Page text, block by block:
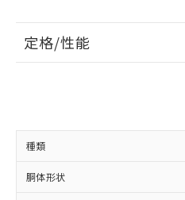
定格/性能
種類
胴体形状